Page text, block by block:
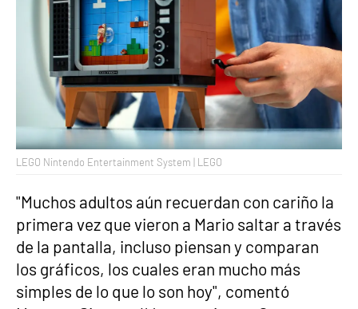
LEGO Nintendo Entertainment System | LEGO
"Muchos adultos aún recuerdan con cariño la
primera vez que vieron a Mario saltar a través
de la pantalla, incluso piensan y comparan
los gráficos, los cuales eran mucho más
simples de lo que lo son hoy", comentó